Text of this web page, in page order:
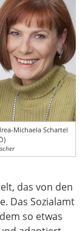
Michaela Schartel
das von den
Das Sozialamt
so etwas